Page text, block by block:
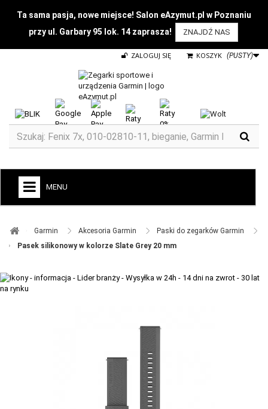
Ta sama pasja, nowe miejsce! Salon eAzymut.pl w Poznaniu
przy ul. Garbary 95 lok. 14 zaprasza!
ZNAJDŹ NAS
KOSZYK (PUSTY)
ZALOGUJ SIĘ
MENU
ZEGARKI DO BIEGANIA
TACX
Garmin ​ Akcesoria Garmin ​
Paski do zegarków Garmin ​
Pasek silikonowy w kolorze Slate Grey 20 mm